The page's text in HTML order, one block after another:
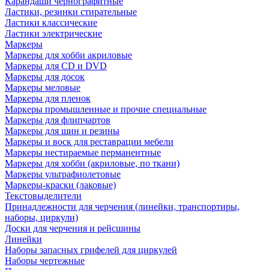
Ластики, резинки стирательные
Ластики классические
Ластики электрические
Маркеры
Маркеры для хобби акриловые
Маркеры для CD и DVD
Маркеры для досок
Маркеры меловые
Маркеры для пленок
Маркеры промышленные и прочие специальные
Маркеры для флипчартов
Маркеры для шин и резины
Маркеры и воск для реставрации мебели
Маркеры нестираемые перманентные
Маркеры для хобби (акриловые, по ткани)
Маркеры ультрафиолетовые
Маркеры-краски (лаковые)
Текстовыделители
Принадлежности для черчения (линейки, транспортиры,
наборы, циркули)
Доски для черчения и рейсшины
Линейки
Наборы запасных грифелей для циркулей
Наборы чертежные